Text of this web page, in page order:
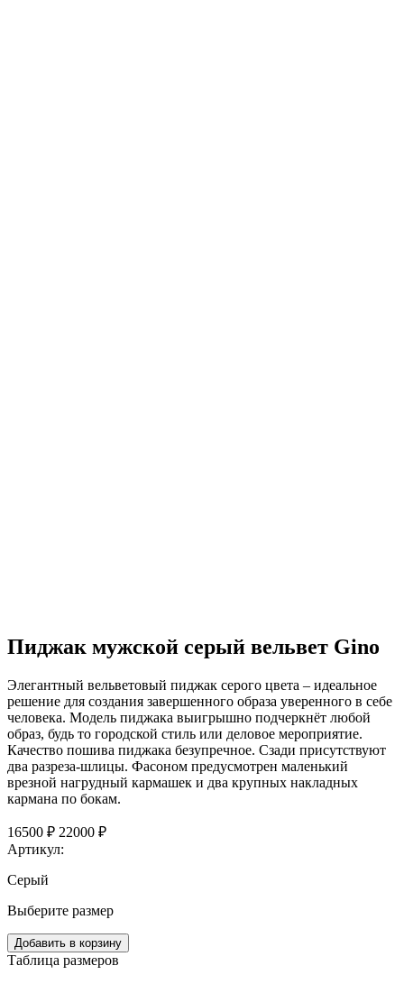
Пиджак мужской серый вельвет Gino
Элегантный вельветовый пиджак серого цвета – идеальное
решение для создания завершенного образа уверенного в себе
человека. Модель пиджака выигрышно подчеркнёт любой
образ, будь то городской стиль или деловое мероприятие.
Качество пошива пиджака безупречное. Сзади присутствуют
два разреза-шлицы. Фасоном предусмотрен маленький
врезной нагрудный кармашек и два крупных накладных
кармана по бокам.
16500 ₽ 22000 ₽
Артикул:
Серый
Выберите размер
Добавить в корзину
Таблица размеров